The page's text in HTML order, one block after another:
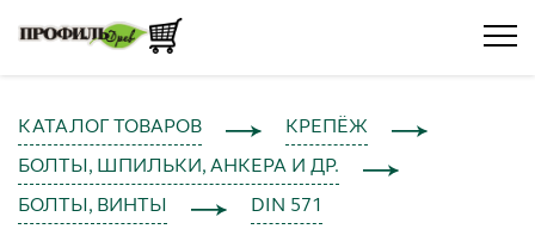
КАТАЛОГ ТОВАРОВ КРЕПЁЖ
БОЛТЫ, ШПИЛЬКИ, АНКЕРА И ДР.
БОЛТЫ, ВИНТЫ DIN 571